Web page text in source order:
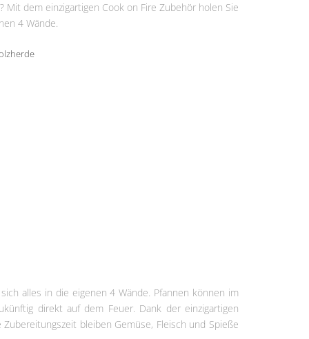
Mit dem einzigartigen Cook on Fire Zubehör holen Sie
4 Wände.
alles in die eigenen 4 Wände. Pfannen können im
direkt auf dem Feuer. Dank der einzigartigen
bleiben Gemüse, Fleisch und Spieße